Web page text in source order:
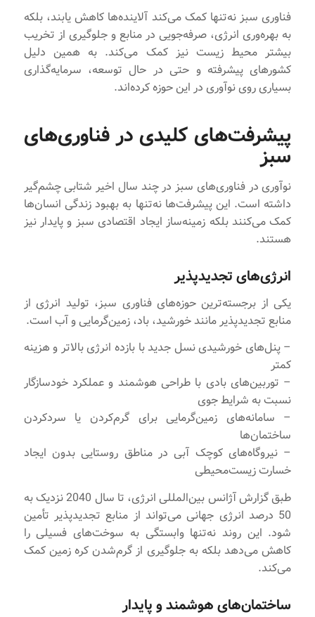
فناوری سبز نه‌تنها کمک می‌کند آلاینده‌ها کاهش یابند، بلکه
به بهره‌وری انرژی، صرفه‌جویی در منابع و جلوگیری از تخریب
بیشتر محیط زیست نیز کمک می‌کند. به همین دلیل
کشورهای پیشرفته و حتی در حال توسعه، سرمایه‌گذاری
بسیاری روی نوآوری در این حوزه کرده‌اند.
پیشرفت‌های کلیدی در فناوری‌های
سبز
نوآوری در فناوری‌های سبز در چند سال اخیر شتابی چشم‌گیر
داشته است. این پیشرفت‌ها نه‌تنها به بهبود زندگی انسان‌ها
کمک می‌کنند بلکه زمینه‌ساز ایجاد اقتصادی سبز و پایدار نیز
هستند.
انرژی‌های تجدیدپذیر
یکی از برجسته‌ترین حوزه‌های فناوری سبز، تولید انرژی از
منابع تجدیدپذیر مانند خورشید، باد، زمین‌گرمایی و آب است.
– پنل‌های خورشیدی نسل جدید با بازده انرژی بالاتر و هزینه
کمتر
– توربین‌های بادی با طراحی هوشمند و عملکرد خودسازگار
نسبت به شرایط جوی
– سامانه‌های زمین‌گرمایی برای گرم‌کردن یا سردکردن
ساختمان‌ها
– نیروگاه‌های کوچک آبی در مناطق روستایی بدون ایجاد
خسارت زیست‌محیطی
طبق گزارش آژانس بین‌المللی انرژی، تا سال 2040 نزدیک به
50 درصد انرژی جهانی می‌تواند از منابع تجدیدپذیر تأمین
شود. این روند نه‌تنها وابستگی به سوخت‌های فسیلی را
کاهش می‌دهد بلکه به جلوگیری از گرم‌شدن کره زمین کمک
می‌کند.
ساختمان‌های هوشمند و پایدار